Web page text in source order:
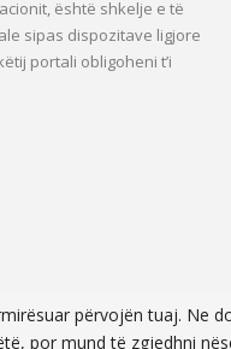
përvojën tuaj. Ne
por mund të zgjedhni
është shkelje e të
sipas dispozitave ligjore
portali obligoheni t’i